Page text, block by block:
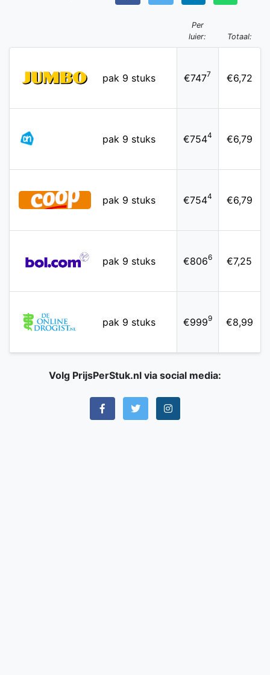
Per
luier:
Totaal:
pak 9 stuks €7477 €6,72
pak 9 stuks €7544 €6,79
pak 9 stuks €7544 €6,79
pak 9 stuks €8066 €7,25
pak 9 stuks €9999 €8,99
Volg PrijsPerStuk.nl via social media: